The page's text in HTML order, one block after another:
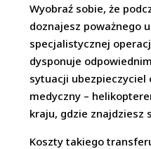
Wyobraź sobie, że
doznajesz poważnego
specjalistycznej
dysponuje
sytuacji
medyczny –
kraju, gdzie znajdziesz
Koszty takiego